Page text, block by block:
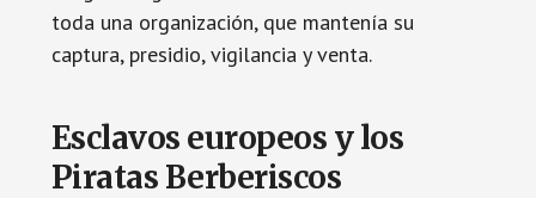
toda una organización, que mantenía su
captura, presidio, vigilancia y venta.
Esclavos europeos y los
Piratas Berberiscos